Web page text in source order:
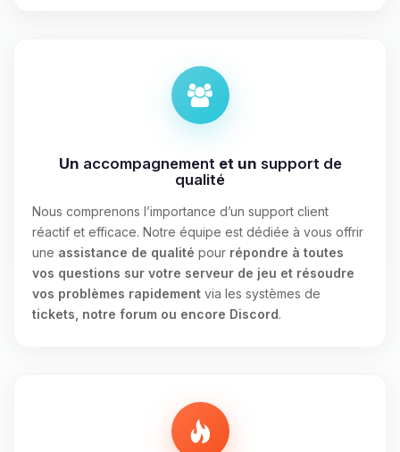
Un accompagnementet un support de
qualité
Nous comprenons l’importance d’un support client
réactif et efficace. Notre équipe est dédiée à vous offrir
une assistance de qualité pour répondre à toutes
vos questions sur votre serveur de jeu et résoudre
vos problèmes rapidement via les systèmes de
tickets, notre forum ou encore Discord.